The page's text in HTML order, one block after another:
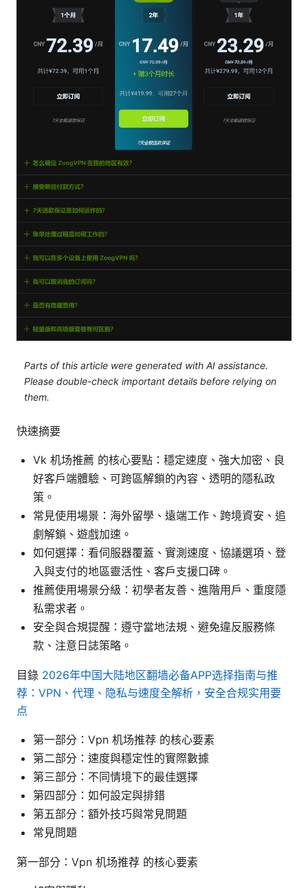
Parts of this article were generated with AI assistance.
Please double-check important details before relying on
them.
快速摘要
Vk 机场推薦 的核心要點：穩定速度、強大加密、良
好客戶端體驗、可跨區解鎖的內容、透明的隱私政
策。
常見使用場景：海外留學、遠端工作、跨境資安、追
劇解鎖、遊戲加速。
如何選擇：看伺服器覆蓋、實測速度、協議選項、登
入與支付的地區靈活性、客戶支援口碑。
推薦使用場景分級：初學者友善、進階用戶、重度隱
私需求者。
安全與合規提醒：遵守當地法規、避免違反服務條
款、注意日誌策略。
目錄 2026年中国大陆地区翻墙必备APP选择指南与推
荐：VPN、代理、隐私与速度全解析，安全合规实用要
点
第一部分：Vpn 机场推荐 的核心要素
第二部分：速度與穩定性的實際數據
第三部分：不同情境下的最佳選擇
第四部分：如何設定與排錯
第五部分：額外技巧與常見問題
常見問題
第一部分：Vpn 机场推荐 的核心要素